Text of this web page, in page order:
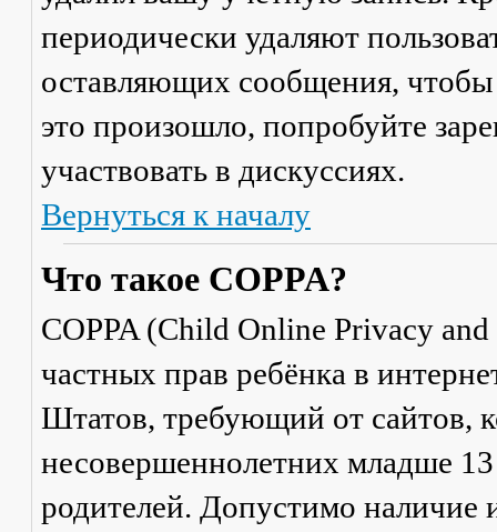
периодически удаляют
оставляющих сообщения,
это произошло, попробуйте
участвовать в дискуссиях.
Вернуться к началу
Что такое COPPA?
COPPA (Child Online Privacy
частных прав ребёнка в
Штатов, требующий от сайтов,
несовершеннолетних младше 13
родителей. Допустимо наличие